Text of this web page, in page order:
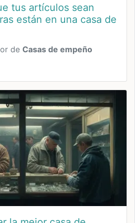
tus artículos sean
están en una casa de
de Casas de empeño